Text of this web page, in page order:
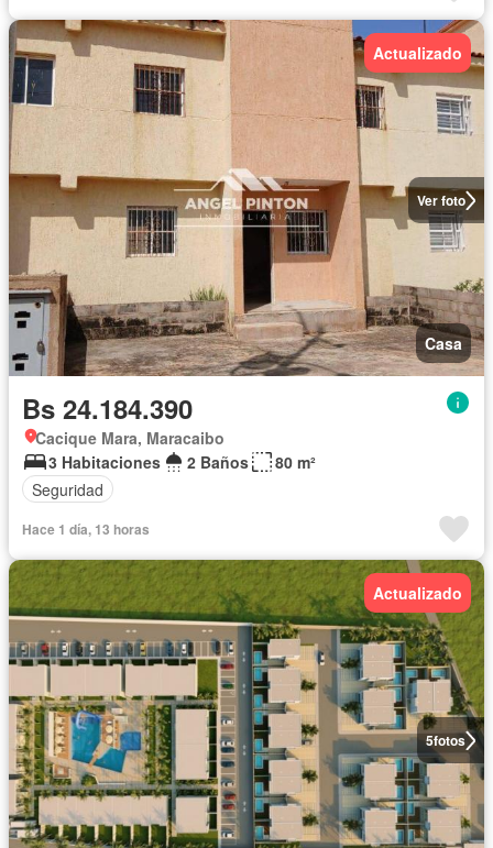
Ver foto
Actualizado
Casa
Bs 24.184.390
Cacique Mara, Maracaibo
3 Habitaciones
2 Baños
80 m²
Seguridad
Hace 1 día, 13 horas
5fotos
Actualizado